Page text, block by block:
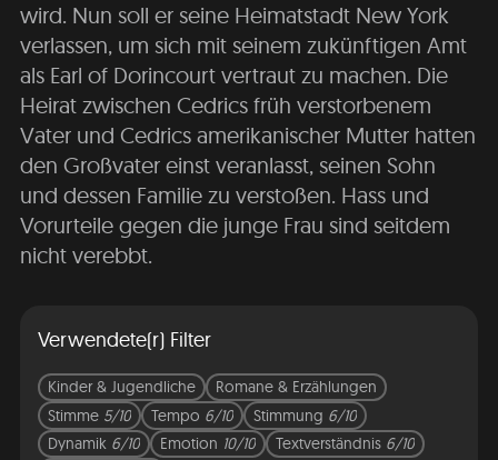
wird. Nun soll er seine Heimatstadt New York
verlassen, um sich mit seinem zukünftigen Amt
als Earl of Dorincourt vertraut zu machen. Die
Heirat zwischen Cedrics früh verstorbenem
Vater und Cedrics amerikanischer Mutter hatten
den Großvater einst veranlasst, seinen Sohn
und dessen Familie zu verstoßen. Hass und
Vorurteile gegen die junge Frau sind seitdem
nicht verebbt.
Verwendete(r) Filter
Kinder & Jugendliche
Romane & Erzählungen
Stimme 5/10 Tempo 6/10 Stimmung 6/10
Dynamik 6/10 Emotion 10/10 Textverständnis 6/10